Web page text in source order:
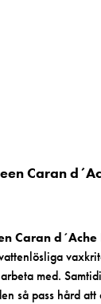
Caran
Caran d´Ache
med.
så pass hård